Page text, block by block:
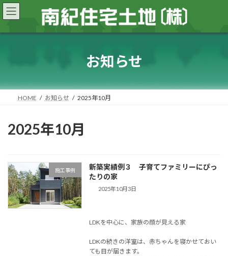
コ
ン
ン
ッ
ナ
ビ
ー
移
お知らせ
HOME お知らせ 2025年10月
2025年10月
施工事例
新築実績例３ 子育てファミリーにぴっ
たりの家
2025年10月3日
LDKを中心に、家族の顔が見える家
LDKの続きの洋室は、赤ちゃんを寝かせておい
ても目が届きます。